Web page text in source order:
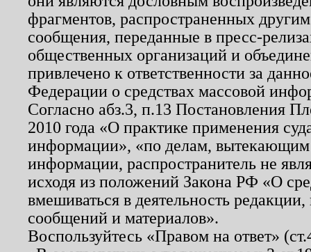
фрагментов, распространенных
сообщения, переданные в пресс-
общественных организаций и
привлечено к ответственности за
Федерации о средствах массовой
Согласно абз.3, п.13 Постановления
2010 года «О практике применения
информации», «по делам, вытекающим
информации, распространитель не
исходя из положений Закона РФ «О
вмешиваться в деятельность
сообщений и материалов».
Воспользуйтесь «Правом на ответ»